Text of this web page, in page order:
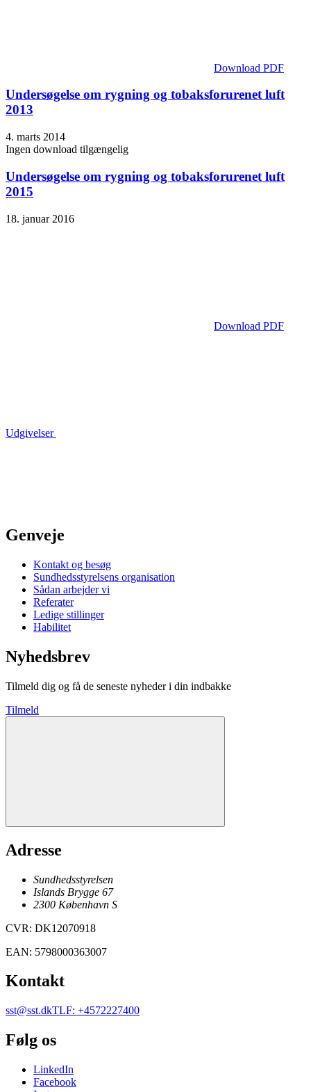
Download PDF
Undersøgelse om rygning og tobaksforurenet luft
2013
4. marts 2014
Ingen download tilgængelig
Undersøgelse om rygning og tobaks­forurenet luft
2015
18. januar 2016
Download PDF
Udgivelser
Genveje
Kontakt og besøg
Sundhedsstyrelsens organisation
Sådan arbejder vi
Referater
Ledige stillinger
Habilitet
Nyhedsbrev
Tilmeld dig og få de seneste nyheder i din indbakke
Tilmeld
Adresse
Sundhedsstyrelsen
Islands Brygge 67
2300 København S
CVR: DK12070918
EAN: 5798000363007
Kontakt
sst@sst.dkTLF: +4572227400
Følg os
LinkedIn
Facebook